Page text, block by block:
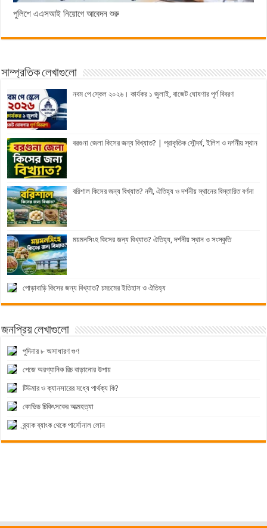
পুলিশে এএসআই নিয়োগে আবেদন শুরু
সাম্প্রতিক লেখাগুলো
নবম পে স্কেল ২০২৬। কার্যকর ১ জুলাই, বাজেট ঘোষণার পূর্ণ বিবরণ
বরগুনা জেলা কিসের জন্য বিখ্যাত? | প্রাকৃতিক সৌন্দর্য, ইলিশ ও দর্শনীয় স্থান
বরিশাল কিসের জন্য বিখ্যাত? নদী, ঐতিহ্য ও দর্শনীয় স্থানের বিস্তারিত বর্ণনা
ময়মনসিংহ কিসের জন্য বিখ্যাত? ঐতিহ্য, দর্শনীয় স্থান ও সংস্কৃতি
পোড়াবাড়ি কিসের জন্য বিখ্যাত? চমচমের ইতিহাস ও ঐতিহ্য
জনপ্রিয় লেখাগুলো
পুদিনার ৮ অসাধারণ গুণ
পেজে অরগ্যানিক রিচ বাড়ানোর উপায়
টিউমার ও ক্যানসারের মধ্যে পার্থক্য কি?
কোভিড চিকিৎসকের আত্মহত্যা
ব্র্যাক ব্যাংক থেকে পার্সোনাল লোন